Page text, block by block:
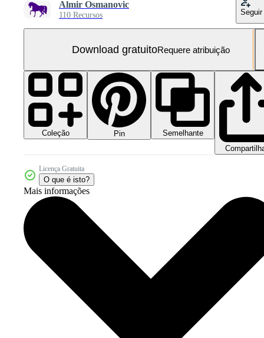
Almir Osmanovic
110 Recursos Seguir
Download gratuitoRequere atribuição
Coleção Pin
Semelhante
Licença Gratuita
O que é isto?
Mais informações